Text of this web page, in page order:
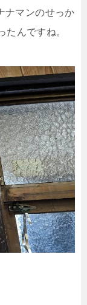
ナマンのせっか
たんですね。